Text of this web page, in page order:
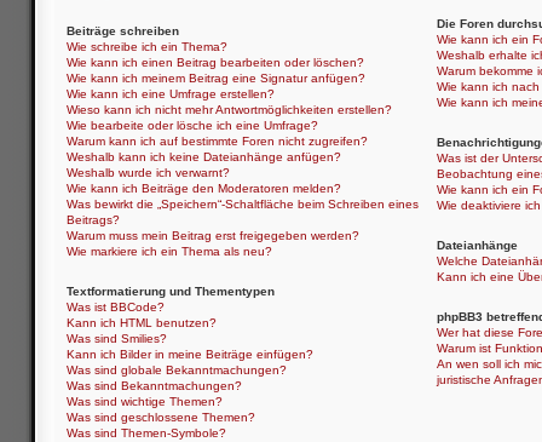
Beiträge schreiben
Wie schreibe ich ein Thema?
Wie kann ich einen Beitrag bearbeiten oder löschen?
Wie kann ich meinem Beitrag eine Signatur anfügen?
Wie kann ich eine Umfrage erstellen?
Wieso kann ich nicht mehr Antwortmöglichkeiten erstellen?
Wie bearbeite oder lösche ich eine Umfrage?
Warum kann ich auf bestimmte Foren nicht zugreifen?
Weshalb kann ich keine Dateianhänge anfügen?
Weshalb wurde ich verwarnt?
Wie kann ich Beiträge den Moderatoren melden?
Was bewirkt die „Speichern“-Schaltfläche beim Schreiben eines
Beitrags?
Warum muss mein Beitrag erst freigegeben werden?
Wie markiere ich ein Thema als neu?
Textformatierung und Thementypen
Was ist BBCode?
Kann ich HTML benutzen?
Was sind Smilies?
Kann ich Bilder in meine Beiträge einfügen?
Was sind globale Bekanntmachungen?
Was sind Bekanntmachungen?
Was sind wichtige Themen?
Was sind geschlossene Themen?
Was sind Themen-Symbole?
Die Foren
Wie kann ich ein
Weshalb erhalte
Warum bekomme
Wie kann ich
Wie kann ich
Was ist der
Beobachtung
Wie kann ich ein
Wie deaktiviere
Dateianhänge
Welche
Kann ich eine
phpBB3
Wer hat diese
Warum ist
An wen soll ich
juristische